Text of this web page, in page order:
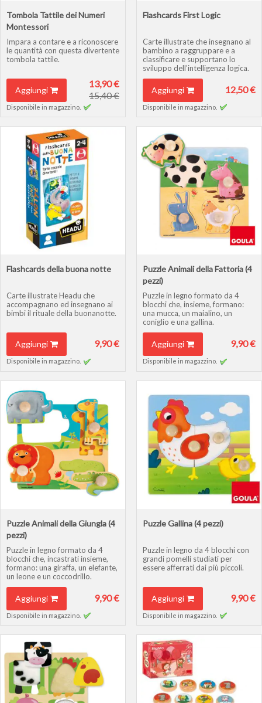
Tombola Tattile dei Numeri
Montessori
Impara a contare e a riconoscere
le quantità con questa divertente
tombola tattile.
Aggiungi
13,90 €
15,40 €
Disponibile in magazzino.
Flashcards First Logic
Carte illustrate che insegnano al
bambino a raggruppare e a
classificare e supportano lo
sviluppo dell’intelligenza logica.
Aggiungi 12,50 €
Disponibile in magazzino.
Flashcards della buona notte
Carte illustrate Headu che
accompagnano ed insegnano ai
bimbi il rituale della buonanotte.
Aggiungi 9,90 €
Disponibile in magazzino.
Puzzle Animali della Fattoria (4
pezzi)
Puzzle in legno formato da 4
blocchi che, insieme, formano:
una mucca, un maialino, un
coniglio e una gallina.
Aggiungi 9,90 €
Disponibile in magazzino.
Puzzle Animali della Giungla (4
pezzi)
Puzzle in legno formato da 4
blocchi che, incastrati insieme,
formano: una giraffa, un elefante,
un leone e un coccodrillo.
Aggiungi 9,90 €
Disponibile in magazzino.
Puzzle Gallina (4 pezzi)
Puzzle in legno da 4 blocchi con
grandi pomelli studiati per
essere afferrati dai più piccoli.
Aggiungi 9,90 €
Disponibile in magazzino.